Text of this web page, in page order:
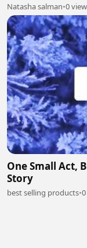
Natasha salman•0
One Small Act,
Story
best selling products•